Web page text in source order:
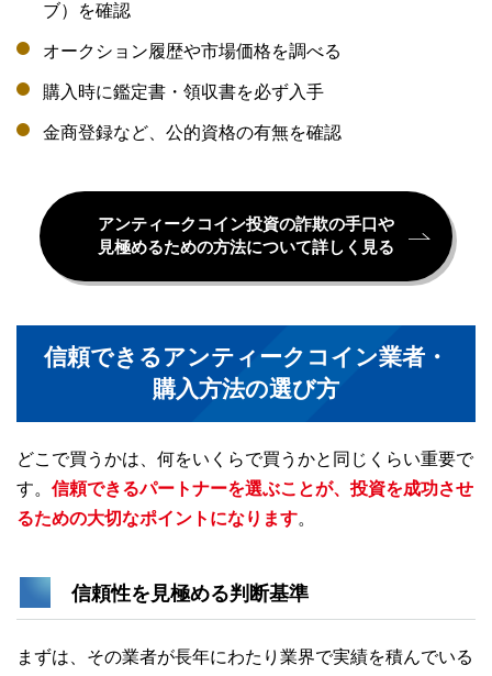
ブ）を確認
オークション履歴や市場価格を調べる
購入時に鑑定書・領収書を必ず入手
金商登録など、公的資格の有無を確認
アンティークコイン投資の詐欺の手口や
見極めるための方法について詳しく見る
信頼できるアンティークコイン業者・
購入方法の選び方
どこで買うかは、何をいくらで買うかと同じくらい重要で
す。 信頼できるパートナーを選ぶことが、投資を成功させ
るための大切なポイントになります。
信頼性を見極める判断基準
まずは、その業者が長年にわたり業界で実績を積んでいる